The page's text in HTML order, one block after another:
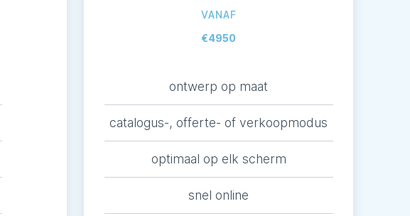
VANAF
€4950
ontwerp op maat
catalogus-, offerte- of verkoopmodus
optimaal op elk scherm
snel online